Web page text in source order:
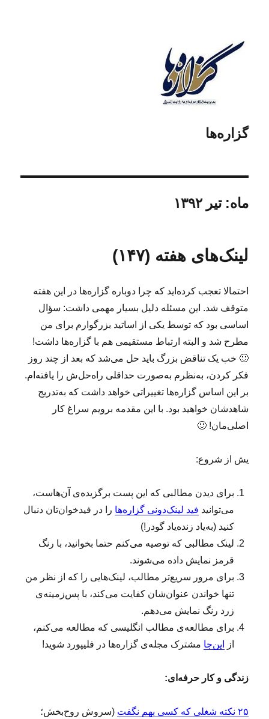
گزاره‌ها
ماه:تیر ۱۳۹۲
لینک‌های هفته (۱۴۷)
احتمالا تعجب کرده‌اید که چرا دوباره گزاره‌ها در این هفته
متوقف شد. این مسئله دلیل بسیار مهمی داشت: سؤال
اساسی بود که توسط یکی از اساتید بزرگوارم برای من
مطرح شد و البته ارتباط مستقیمی هم با گزاره‌ها داشت!
🙂 خب یک تناقض بزرگ باید حل می‌شد که بعد از چند روز
فکر کردن، به‌نظرم به‌صورت حداقلی راه‌حل‌ش را یافته‌ام.
بر این اساس گزاره‌‌ها تغییراتی خواهد داشت که به‌تدریج
شاهدشان خواهید بود. با این مقدمه برویم سراغ کار
اصلی‌مان! 🙂
یش از شروع:
برای دیدن مطالبی که این پست برگزیده‌ی آن‌هاست،
می‌توانید فید لینک‌دونی گزاره‌ها را در فیدخوان‌تان دنبال
کنید (به‌یاد زنده‌یاد گودر!)
لینک‌ مطالبی که توصیه می‌کنم حتما بخوانید، با رنگ
قرمز نمایش داده می‌شوند.
برای مرور سریع‌تر مطالب، لینک‌هایی را که از نظر من
تنها خواندن عنوان‌شان کفایت می‌کند، با پس‌زمینه‌ی
زرد رنگ نمایش می‌دهم.
برای مطالعه‌ی مطالب انگلیسی که مطالعه می‌کنم،
از
این‌جا مشترک مجله‌ی گزاره‌ها در فلیپورد شوید!
زندگی و کار حرفه‌ای:
۲۵ نکته‌ شغلی که کسی بهم نگفت
(سروش روح‌بخش؛